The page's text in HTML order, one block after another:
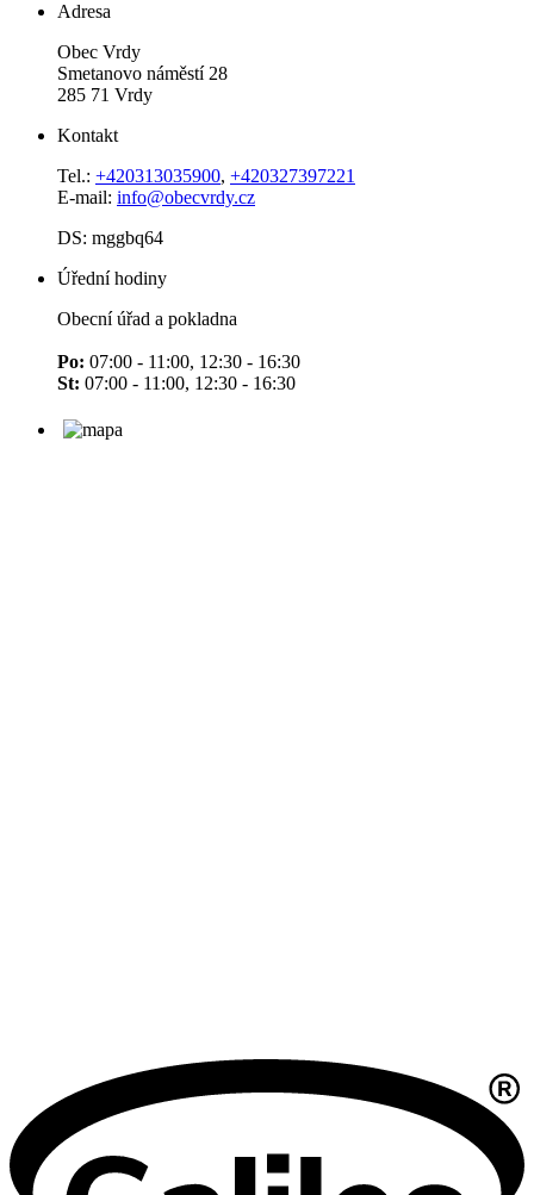
Adresa
Obec Vrdy
Smetanovo náměstí 28
285 71 Vrdy
Kontakt
Tel.: +420313035900, +420327397221
E-mail: info@obecvrdy.cz
DS: mggbq64
Úřední hodiny
Obecní úřad a pokladna
Po: 07:00 - 11:00, 12:30 - 16:30
St: 07:00 - 11:00, 12:30 - 16:30